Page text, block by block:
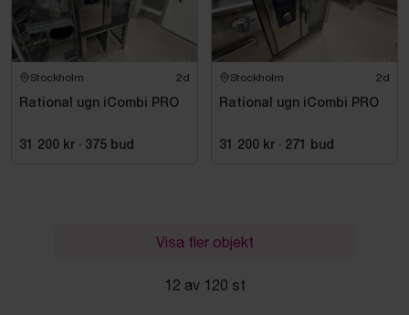
Stockholm 2d
Rational ugn iCombi PRO
31 200 kr · 375 bud
Stockholm 2d
Rational ugn iCombi PRO
31 200 kr · 271 bud
Visa fler objekt
12 av 120 st